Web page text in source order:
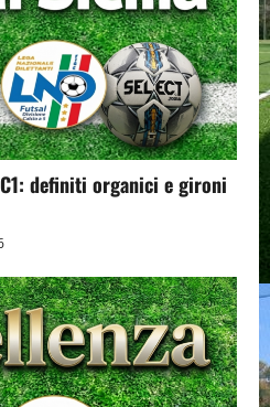
definiti organici e gironi